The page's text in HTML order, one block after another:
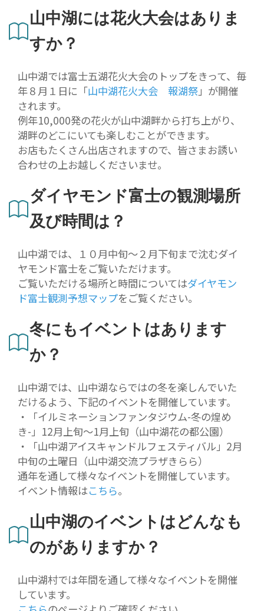
山中湖には花火大会はありま
すか？
山中湖では富士五湖花火大会のトップをきって、毎
年８月１日に「山中湖花火大会 報湖祭」が開催
されます。
例年10,000発の花火が山中湖畔から打ち上がり、
湖畔のどこにいても楽しむことができます。
お店もたくさん出店されますので、皆さまお誘い
合わせの上お越しくださいませ。
ダイヤモンド富士の観測場所
及び時間は？
山中湖では、１０月中旬～２月下旬まで沈むダイ
ヤモンド富士をご覧いただけます。
ご覧いただける場所と時間についてはダイヤモン
ド富士観測予想マップをご覧ください。
冬にもイベントはあります
か？
山中湖では、山中湖ならではの冬を楽しんでいた
だけるよう、下記のイベントを開催しています。
・「イルミネーションファンタジウム-冬の煌め
き-」12月上旬〜1月上旬（山中湖花の都公園）
・「山中湖アイスキャンドルフェスティバル」2月
中旬の土曜日（山中湖交流プラザきらら）
通年を通して様々なイベントを開催しています。
イベント情報はこちら。
山中湖のイベントはどんなも
のがありますか？
山中湖村では年間を通して様々なイベントを開催
しています。